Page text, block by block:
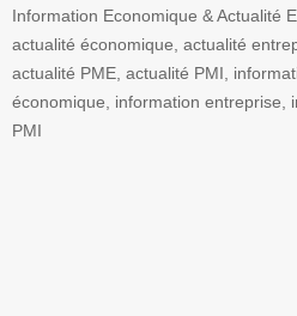
Information Economique & Actualité
actualité économique, actualité
actualité PME, actualité PMI,
économique, information entreprise,
PMI